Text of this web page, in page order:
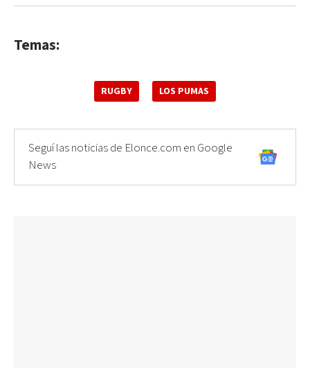
Temas:
RUGBY LOS PUMAS
Seguí las noticias de Elonce.com en Google
News